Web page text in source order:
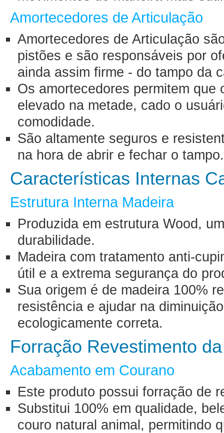
Amortecedores de Articulação
Amortecedores de Articulação
pistões e são responsáveis por
ainda assim firme - do tampo da
Os amortecedores permitem que
elevado na metade, cado o
comodidade.
São altamente seguros e
na hora de abrir e fechar o
Características Internas
Estrutura Interna Madeira
Produzida em estrutura Wood,
durabilidade.
Madeira com tratamento anti-
útil e a extrema segurança do
Sua origem é de madeira 100%
resistência e ajudar na
ecologicamente correta.
Forração Revestimento
Acabamento em Courano
Este produto possui forração de
Substitui 100% em qualidade,
couro natural animal, permitindo